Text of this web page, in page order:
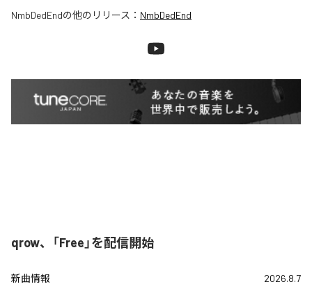
NmbDedEndの他のリリース： NmbDedEnd
qrow、「Free」を配信開始
新曲情報 2026.8.7